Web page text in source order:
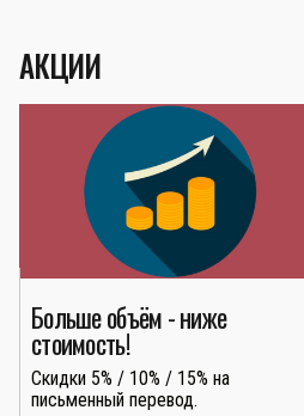
АКЦИИ
Больше объём - ниже
стоимость!
Скидки 5% / 10% / 15% на
письменный перевод.